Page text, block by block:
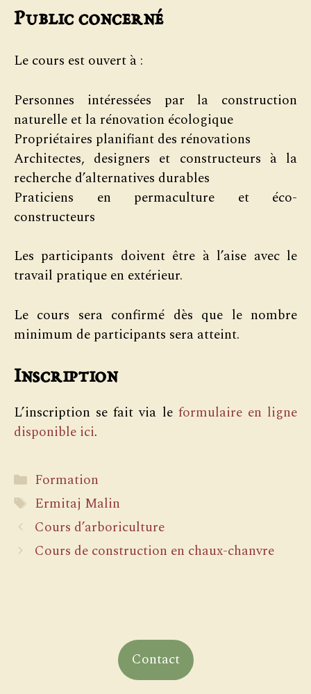
Public concerné
Le cours est ouvert à :
Personnes intéressées par la construction
naturelle et la rénovation écologique
Propriétaires planifiant des rénovations
Architectes, designers et constructeurs à la
recherche d’alternatives durables
Praticiens en permaculture et éco-
constructeurs
Les participants doivent être à l’aise avec le
travail pratique en extérieur.
Le cours sera confirmé dès que le nombre
minimum de participants sera atteint.
Inscription
L’inscription se fait via le formulaire en ligne
disponible ici.
Catégories
Formation
Étiquettes
Ermitaj Malin
Cours d’arboriculture
Cours de construction en chaux-chanvre
Contact